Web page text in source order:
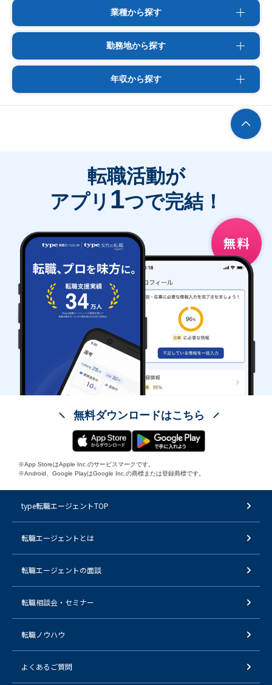
業種から探す
勤務地から探す
年収から探す
転職活動が
アプリ 1つで完結！
無料ダウンロードはこちら
※App StoreはApple Inc.のサービスマークです。
※Android、Google PlayはGoogle Inc.の商標または登録商標です。
type転職エージェントTOP
転職エージェントとは
転職エージェントの面談
転職相談会・セミナー
転職ノウハウ
よくあるご質問